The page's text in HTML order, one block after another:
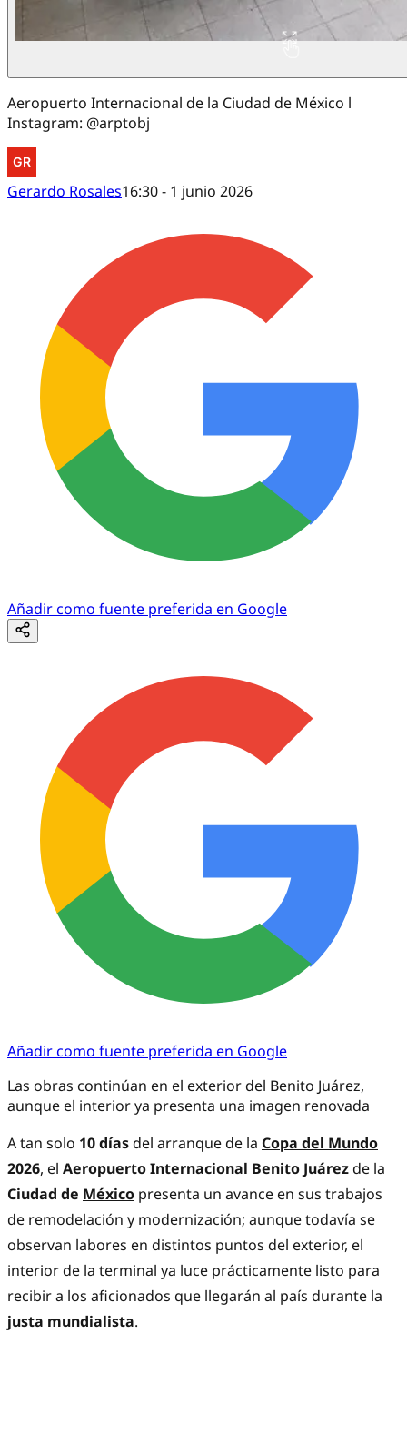
Aeropuerto Internacional de la Ciudad de México l
Instagram: @arptobj
Gerardo Rosales16:30 - 1 junio 2026
Añadir como fuente preferida en Google
Añadir como fuente preferida en Google
Las obras continúan en el exterior del Benito Juárez,
aunque el interior ya presenta una imagen renovada
A tan solo 10 díasdel arranque de la Copa del Mundo
2026, el Aeropuerto Internacional Benito Juárezde la
Ciudad de México presenta un avance en sus trabajos
de remodelación y modernización; aunque todavía se
observan labores en distintos puntos del exterior, el
interior de la terminal ya luce prácticamente listo para
recibir a los aficionados que llegarán al país durante la
justa mundialista.